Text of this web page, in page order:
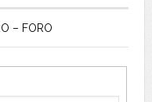
– FORO